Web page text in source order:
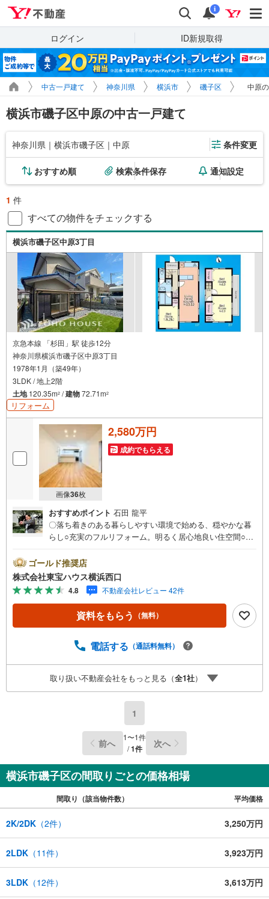
検索 通知
i
ログイン ID新規取得
中古一戸建て 神奈川県 横浜市 磯子区 中原
横浜市磯子区中原の中古一戸建て
神奈川県｜横浜市磯子区｜中原 条件変更
おすすめ順 検索条件保存 通知設定
1 件
すべての物件をチェックする
横浜市磯子区中原3丁目
京急本線 「杉田」駅 徒歩12分
神奈川県横浜市磯子区中原3丁目
1978年1月（築49年）
3LDK / 地上2階
土地120.35m2 /建物72.71m2
リフォーム
画像36枚
2,580万円
成約でもらえる
おすすめポイント 石田 龍平
〇落ち着きのある暮らしやすい環境で始める、穏やかな暮
らし○充実のフルリフォーム。明るく居心地良い住空間○南
産キャンペーン対象店舗ーーーー当店で物件を成約すると
PayPayボーナスライトがもらえる「Yahoo！ 不動産 物件
ご成約キャンペーン」の対象になります。「資料をもら
う」「見学予約をする」ボタンからお問い合わせくださ
い。※必ずYahoo！ JAPAN IDでログインしてください。※P
ayPayボーナスライトは出金と譲渡はできません。有効期
ーーーーーーーーーーーー紹介金融機関/都市銀行利率/年利
あり、実際の適用金利は融資実行時のものとなります。金
利情勢により表記の返済額と異なる場合があります。ーー
ーーーーーーーーーーーーーーーーーーーーーーー
ゴールド推奨店
株式会社東宝ハウス横浜西口
4.8 不動産会社レビュー 42件
資料をもらう （無料）
電話する （通話料無料）
取り扱い不動産会社をもっと見る（全1社）
1
前へ 1〜1件
/1件 次へ
横浜市磯子区の間取りごとの価格相場
間取り（該当物件数） 平均価格
2K/2DK （2件） 3,250万円
2LDK （11件） 3,923万円
3LDK （12件） 3,613万円